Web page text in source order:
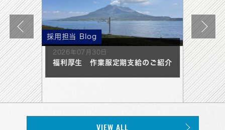
採用担当 Blog
2026年07月30日
福利厚生 作業服定期支給のご紹介
採用イベ
2026年
【新潟
2026
VIEW ALL